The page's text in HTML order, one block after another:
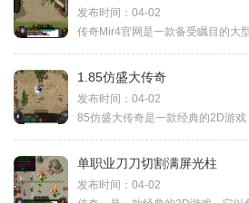
发布时间：04-02
1.85仿盛大传奇
发布时间：04-02
单职业刀刀切割满屏光柱
发布时间：04-02